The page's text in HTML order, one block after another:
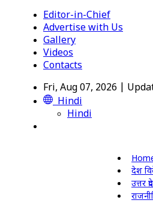
Editor-in-Chief
Advertise with Us
Gallery
Videos
Contacts
Fri, Aug 07, 2026 |
Hindi
Hindi
देश
उत्तर